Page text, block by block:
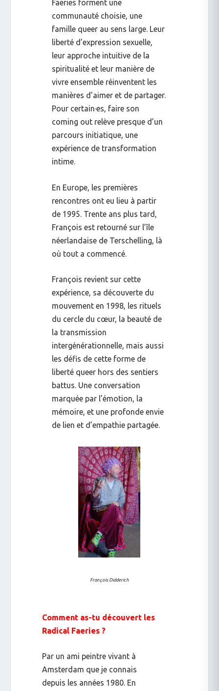
Faeries forment une
communauté choisie, une
famille queer au sens large. Leur
liberté d’expression sexuelle,
leur approche intuitive de la
spiritualité et leur manière de
vivre ensemble réinventent les
manières d’aimer et de partager.
Pour certain·es, faire son
coming out relève presque d’un
parcours initiatique, une
expérience de transformation
intime.
En Europe, les premières
rencontres ont eu lieu à partir
de 1995. Trente ans plus tard,
François est retourné sur l’île
néerlandaise de Terschelling, là
où tout a commencé.
François revient sur cette
expérience, sa découverte du
mouvement en 1998, les rituels
du cercle du cœur, la beauté de
la transmission
intergénérationnelle, mais aussi
les défis de cette forme de
liberté queer hors des sentiers
battus. Une conversation
marquée par l’émotion, la
mémoire, et une profonde envie
de lien et d’empathie partagée.
François Didderich
Comment as-tu découvert les
Radical Faeries ?
Par un ami peintre vivant à
Amsterdam que je connais
depuis les années 1980. En